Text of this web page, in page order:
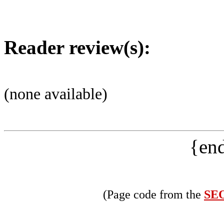
Reader review(s):
(none available)
(Page code from the